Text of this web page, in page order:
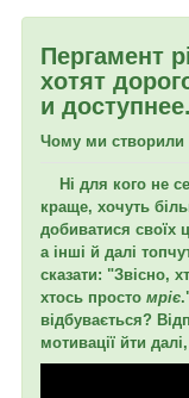
Пергамент
хотят
и
Чому ми створили
Ні для кого не
краще, хочуть
добиватися своїх
а інші й далі
сказати: "Звісно,
хтось просто мріє
відбувається?
мотивації йти